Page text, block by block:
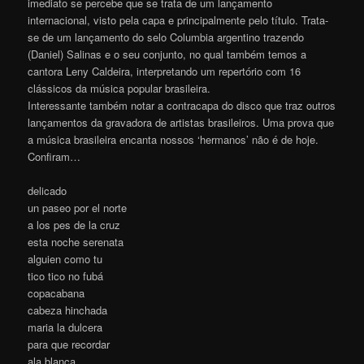
internacional, visto pela capa e principalmente pelo título. Trata-
se de um lançamento do selo Columbia argentino trazendo
(Daniel) Salinas e o seu conjunto, no qual também temos a
cantora Leny Caldeira, interpretando um repertório com 16
clássicos da música popular brasileira.
Interessante também notar a contracapa do disco que traz outros
lançamentos da gravadora de artistas brasileiros. Uma prova que
a música brasileira encanta nossos ‘hermanos’ não é de hoje.
Confiram…
delicado
un paseo por el norte
a los pes de la cruz
esta noche serenata
alguien como tu
tico tico no fubá
copacabana
cabeza hinchada
maria la dulcera
para que recordar
ala blanca